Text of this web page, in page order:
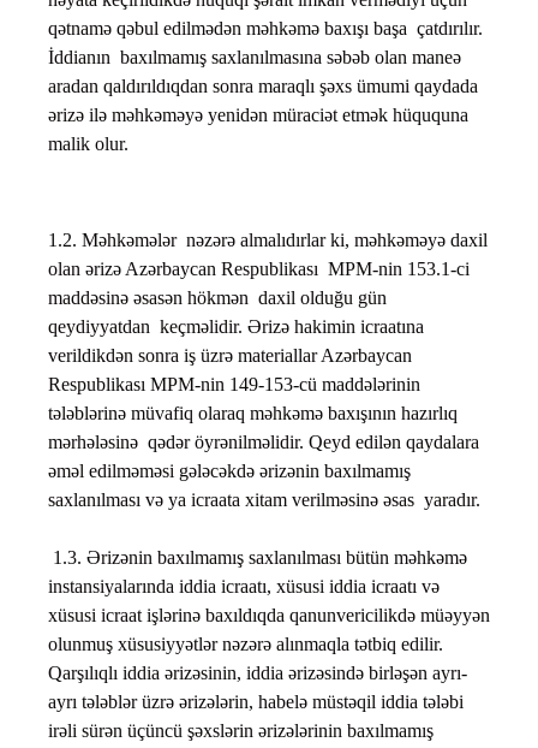
qətnamə qəbul edilmədən məhkəmə baxışı başa çatdırılır.
İddianın baxılmamış saxlanılmasına səbəb olan maneə
aradan qaldırıldıqdan sonra maraqlı şəxs ümumi qaydada
ərizə ilə məhkəməyə yenidən müraciət etmək hüququna
malik olur.
1.2. Məhkəmələr nəzərə almalıdırlar ki, məhkəməyə daxil
olan ərizə Azərbaycan Respublikası MPM-nin 153.1-ci
maddəsinə əsasən hökmən daxil olduğu gün
qeydiyyatdan keçməlidir. Ərizə hakimin icraatına
verildikdən sonra iş üzrə materiallar Azərbaycan
Respublikası MPM-nin 149-153-cü maddələrinin
tələblərinə müvafiq olaraq məhkəmə baxışının hazırlıq
mərhələsinə qədər öyrənilməlidir. Qeyd edilən qaydalara
əməl edilməməsi gələcəkdə ərizənin baxılmamış
saxlanılması və ya icraata xitam verilməsinə əsas yaradır.
1.3. Ərizənin baxılmamış saxlanılması bütün məhkəmə
instansiyalarında iddia icraatı, xüsusi iddia icraatı və
xüsusi icraat işlərinə baxıldıqda qanunvericilikdə müəyyən
olunmuş xüsusiyyətlər nəzərə alınmaqla tətbiq edilir.
Qarşılıqlı iddia ərizəsinin, iddia ərizəsində birləşən ayrı-
ayrı tələblər üzrə ərizələrin, habelə müstəqil iddia tələbi
irəli sürən üçüncü şəxslərin ərizələrinin baxılmamış